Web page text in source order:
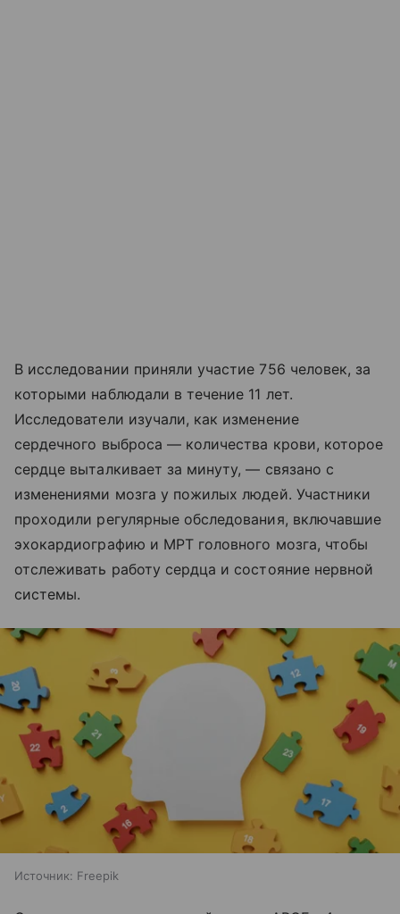
В исследовании приняли участие 756 человек, за
которыми наблюдали в течение 11 лет.
Исследователи изучали, как изменение
сердечного выброса — количества крови, которое
сердце выталкивает за минуту, — связано с
изменениями мозга у пожилых людей. Участники
проходили регулярные обследования, включавшие
эхокардиографию и МРТ головного мозга, чтобы
отслеживать работу сердца и состояние нервной
системы.
Источник: Freepik